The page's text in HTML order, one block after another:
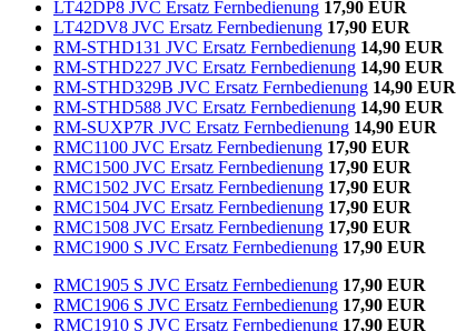
LT42DP8 JVC Ersatz Fernbedienung 17,90 EUR
LT42DV8 JVC Ersatz Fernbedienung 17,90 EUR
RM-STHD131 JVC Ersatz Fernbedienung 14,90 EUR
RM-STHD227 JVC Ersatz Fernbedienung 14,90 EUR
RM-STHD329B JVC Ersatz Fernbedienung 14,90 EUR
RM-STHD588 JVC Ersatz Fernbedienung 14,90 EUR
RM-SUXP7R JVC Ersatz Fernbedienung 14,90 EUR
RMC1100 JVC Ersatz Fernbedienung 17,90 EUR
RMC1500 JVC Ersatz Fernbedienung 17,90 EUR
RMC1502 JVC Ersatz Fernbedienung 17,90 EUR
RMC1504 JVC Ersatz Fernbedienung 17,90 EUR
RMC1508 JVC Ersatz Fernbedienung 17,90 EUR
RMC1900 S JVC Ersatz Fernbedienung 17,90 EUR
RMC1905 S JVC Ersatz Fernbedienung 17,90 EUR
RMC1906 S JVC Ersatz Fernbedienung 17,90 EUR
RMC1910 S JVC Ersatz Fernbedienung 17,90 EUR